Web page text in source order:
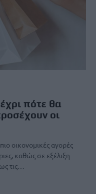
πότε θα
οι
οικονομικές αγορές
καθώς σε εξέλιξη
τις…